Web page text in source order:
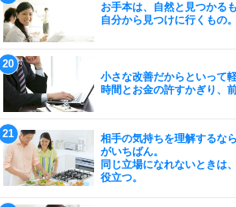
お手本は、自然と見つかる
自分から見つけに行くもの。
小さな改善だからといって
時間とお金の許すかぎり、
相手の気持ちを理解するな
がいちばん。
同じ立場になれないときは
役立つ。